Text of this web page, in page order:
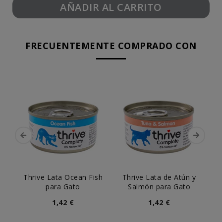
AÑADIR AL CARRITO
FRECUENTEMENTE COMPRADO CON
Thrive Lata Ocean Fish
para Gato
1,42 €
Thrive Lata de Atún y
Salmón para Gato
1,42 €